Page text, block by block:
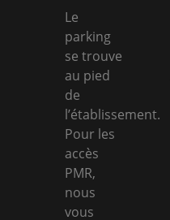
Le
parking
se trouve
au pied
de
l’établissement.
Pour les
accès
PMR,
nous
vous